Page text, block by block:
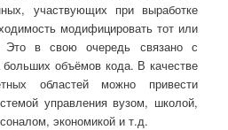
участвующих при выработке
модифицировать тот или
Это в свою очередь связано с
объёмов кода. В качестве
областей можно привести
управления вузом, школой,
экономикой и т.д.